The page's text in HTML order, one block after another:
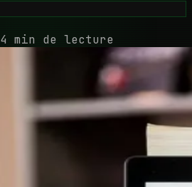
4 min de lecture